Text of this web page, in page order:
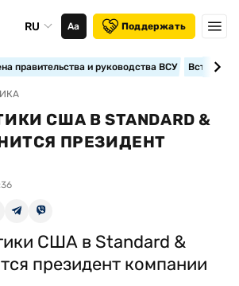
RU Аа Поддержать
правительства и руководства ВСУ
США В STANDARD &
ПРЕЗИДЕНТ